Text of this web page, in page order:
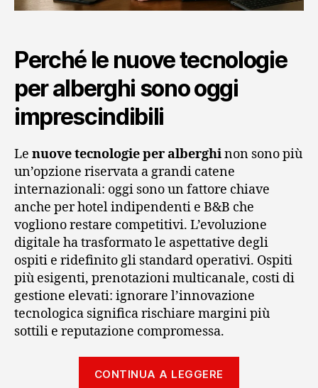
Perché le nuove tecnologie
per alberghi sono oggi
imprescindibili
Le nuove tecnologie per alberghinon sono più
un’opzione riservata a grandi catene
internazionali: oggi sono un fattore chiave
anche per hotel indipendenti e B&B che
vogliono restare competitivi. L’evoluzione
digitale ha trasformato le aspettative degli
ospiti e ridefinito gli standard operativi. Ospiti
più esigenti, prenotazioni multicanale, costi di
gestione elevati: ignorare l’innovazione
tecnologica significa rischiare margini più
sottili e reputazione compromessa.
CONTINUA A LEGGERE